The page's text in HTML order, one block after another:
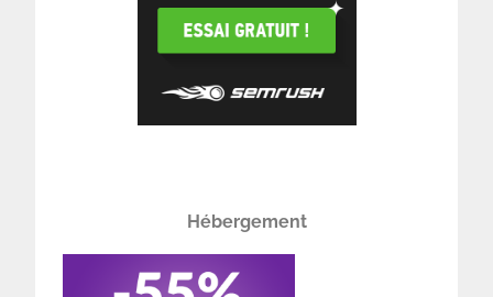
Hébergement